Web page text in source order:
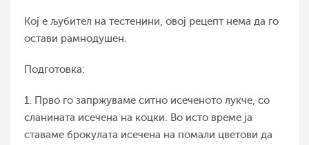
Кој е љубител на тестенини, овој рецепт нема да го
остави рамнодушен.
Подготовка:
1. Прво го запржуваме ситно исеченото лукче, со
сланината исечена на коцки. Во исто време ја
ставаме брокулата исечена на помали цветови да